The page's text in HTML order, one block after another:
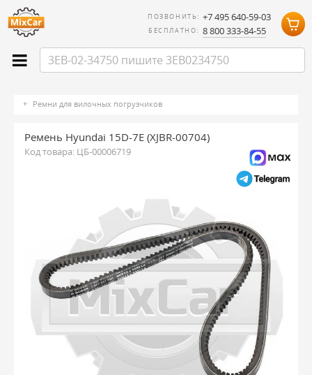
ПОЗВОНИТЬ: +7 495 640-59-03
БЕСПЛАТНО: 8 800 333-84-55
Ремни для вилочных погрузчиков
Ремень Hyundai 15D-7E (XJBR-00704)
Код товара: ЦБ-00006719